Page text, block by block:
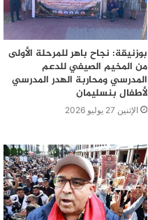
بوزنيقة: نجاح باهر للمرحلة الأولى
من المخيم الصيفي للدعم
المدرسي ومحاربة الهدر المدرسي
لأطفال بنسليمان
الإثنين 27 يوليو 2026